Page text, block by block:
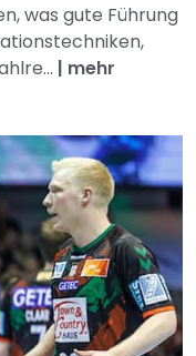
was gute Führung
| mehr